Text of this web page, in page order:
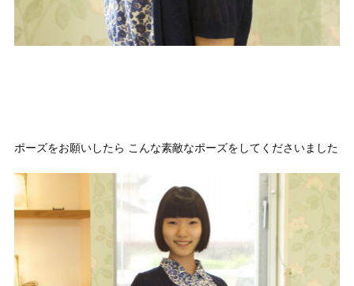
ポーズをお願いしたら こんな素敵なポーズをしてくださいました